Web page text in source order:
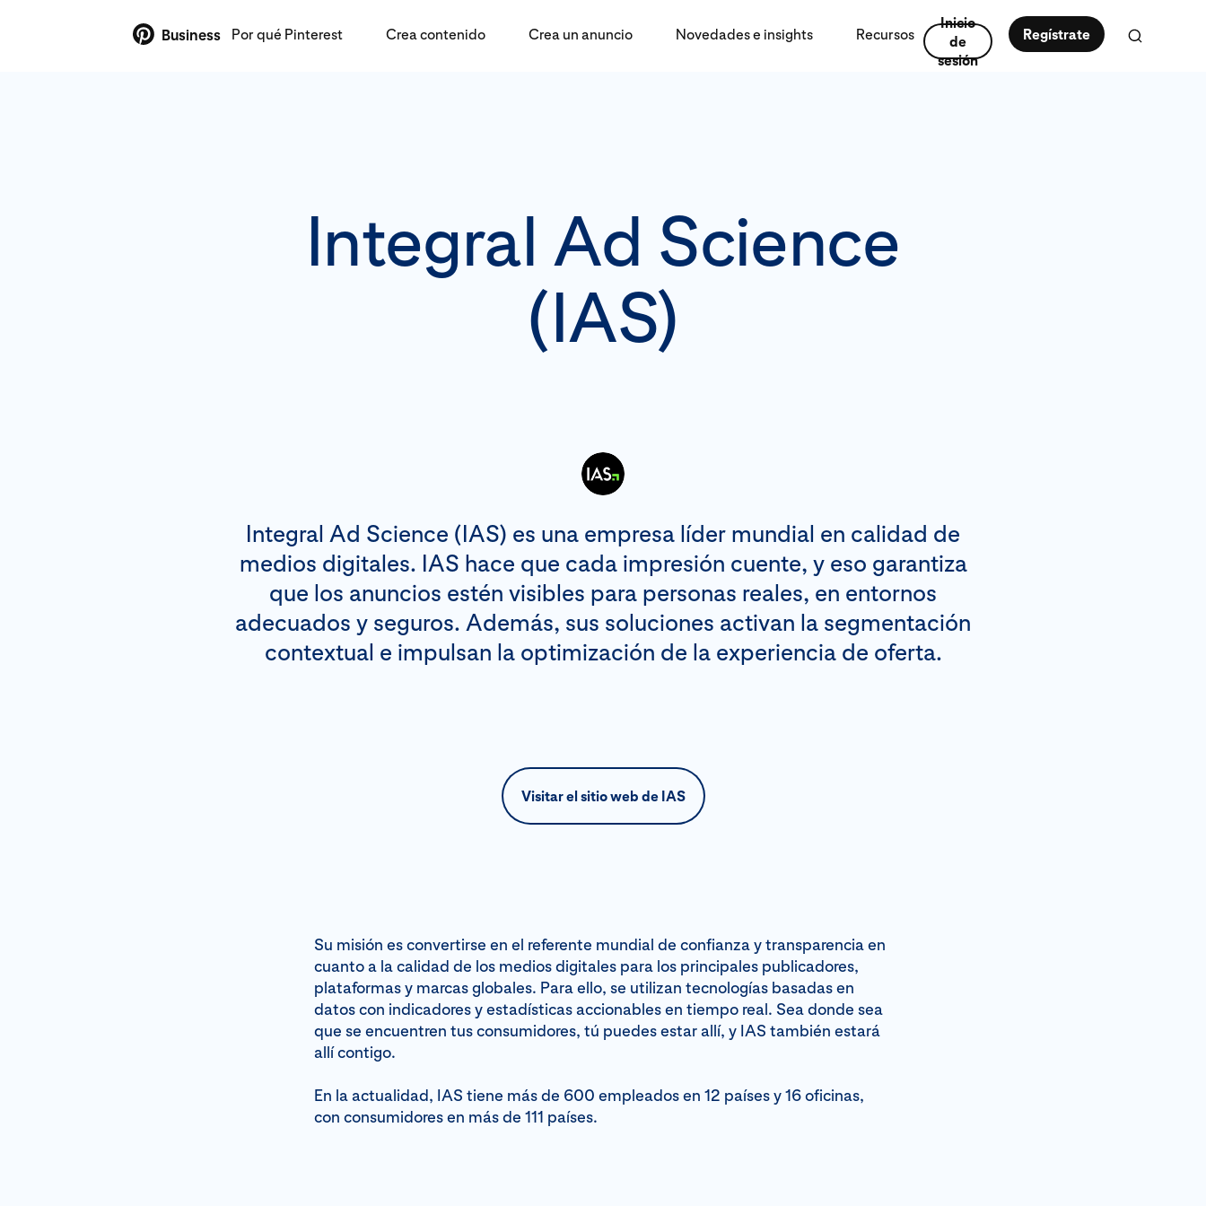
Business Por qué Pinterest Crea contenido Crea un anuncio Novedades e insights Recursos
Inicio
de
sesión
Regístrate
Integral Ad Science
(IAS)
Integral Ad Science (IAS) es una empresa líder mundial en calidad de
medios digitales. IAS hace que cada impresión cuente, y eso garantiza
que los anuncios estén visibles para personas reales, en entornos
adecuados y seguros. Además, sus soluciones activan la segmentación
contextual e impulsan la optimización de la experiencia de oferta.
Visitar el sitio web de IAS
Su misión es convertirse en el referente mundial de confianza y transparencia en
cuanto a la calidad de los medios digitales para los principales publicadores,
plataformas y marcas globales. Para ello, se utilizan tecnologías basadas en
datos con indicadores y estadísticas accionables en tiempo real. Sea donde sea
que se encuentren tus consumidores, tú puedes estar allí, y IAS también estará
allí contigo.
En la actualidad, IAS tiene más de 600 empleados en 12 países y 16 oficinas,
con consumidores en más de 111 países.